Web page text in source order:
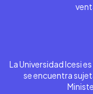
La Universidad Icesi
se encuentra